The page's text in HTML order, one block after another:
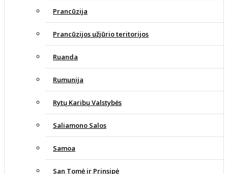
Prancūzija
Prancūzijos užjūrio teritorijos
Ruanda
Rumunija
Rytų Karibų Valstybės
Saliamono Salos
Samoa
San Tomė ir Prinsipė